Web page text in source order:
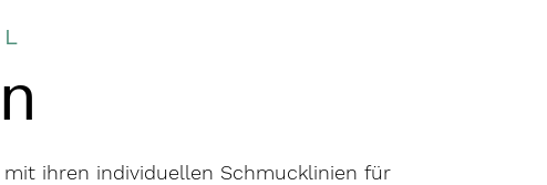
ihren individuellen Schmucklinien für